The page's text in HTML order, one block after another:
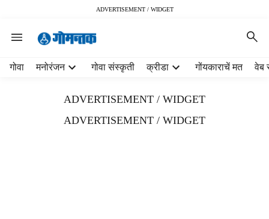
ADVERTISEMENT / WIDGET
गोवा मनोरंजन गोवा संस्कृती क्रीडा गोंयकाराचें मत वेब
ADVERTISEMENT / WIDGET
ADVERTISEMENT / WIDGET